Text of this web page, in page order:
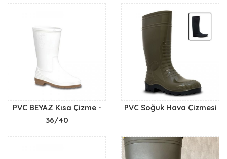
PVC BEYAZ Kısa Çizme -
36/40
PVC Soğuk Hava Çizmesi